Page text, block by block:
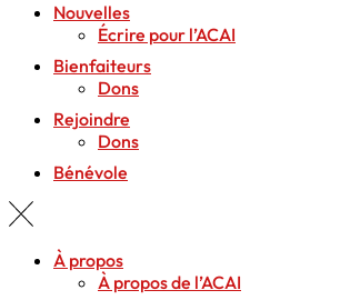
Nouvelles
Écrire pour l’ACAI
Bienfaiteurs
Dons
Rejoindre
Dons
Bénévole
À propos
À propos de l’ACAI